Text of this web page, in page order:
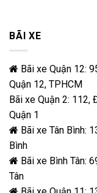
BÃI XE
Bãi xe Quận 12:
Quận 12, TPHCM
Bãi xe Quận 2: 112,
Quận 1
Bãi xe Tân Bình:
Bình
Bãi xe Bình Tân:
Tân